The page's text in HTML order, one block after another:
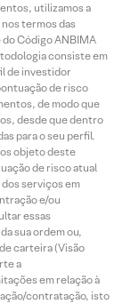
utilizamos a
termos das
Código ANBIMA
consiste em
de investidor
de risco
de modo que
desde que dentro
para o seu perfil.
objeto deste
de risco atual
serviços em
e/ou
essas
sua ordem ou,
carteira (Visão
a
em relação à
contratação, isto